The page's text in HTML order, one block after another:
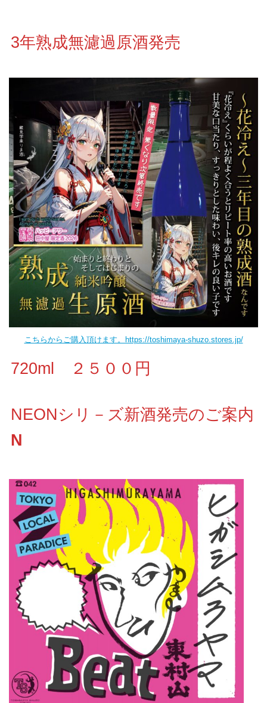
3年熟成無濾過原酒発売
こちらからご購入頂けます。https://toshimaya-shuzo.stores.jp/
720ml ２５００円
NEONシリ－ズ新酒発売のご案内
N